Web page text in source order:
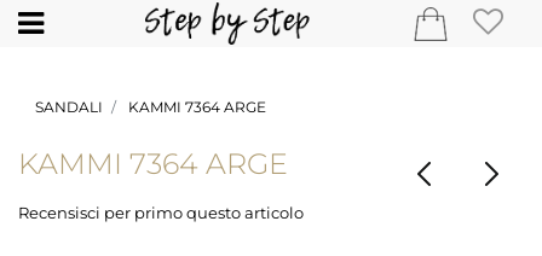
Open
SANDALI KAMMI 7364 ARGE
KAMMI 7364 ARGE
Recensisci per primo questo articolo